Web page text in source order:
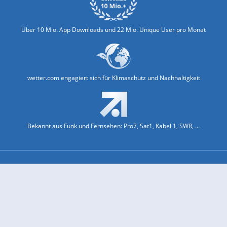
Über 10 Mio. App Downloads und 22 Mio. Unique User pro Monat
wetter.com engagiert sich für Klimaschutz und Nachhaltigkeit
Bekannt aus Funk und Fernsehen: Pro7, Sat1, Kabel 1, SWR, ...